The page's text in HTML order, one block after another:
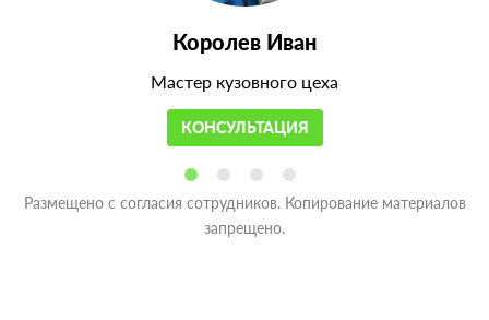
Королев Иван
Мастер кузовного цеха
КОНСУЛЬТАЦИЯ
Размещено с согласия сотрудников. Копирование материалов
запрещено.